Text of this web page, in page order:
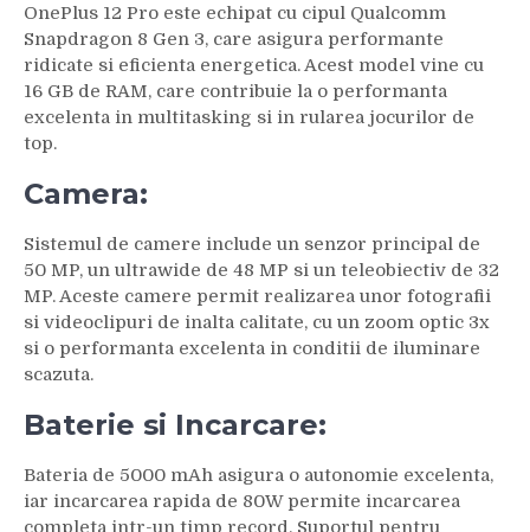
OnePlus 12 Pro este echipat cu cipul Qualcomm
Snapdragon 8 Gen 3, care asigura performante
ridicate si eficienta energetica. Acest model vine cu
16 GB de RAM, care contribuie la o performanta
excelenta in multitasking si in rularea jocurilor de
top.
Camera:
Sistemul de camere include un senzor principal de
50 MP, un ultrawide de 48 MP si un teleobiectiv de 32
MP. Aceste camere permit realizarea unor fotografii
si videoclipuri de inalta calitate, cu un zoom optic 3x
si o performanta excelenta in conditii de iluminare
scazuta.
Baterie si Incarcare:
Bateria de 5000 mAh asigura o autonomie excelenta,
iar incarcarea rapida de 80W permite incarcarea
completa intr-un timp record. Suportul pentru